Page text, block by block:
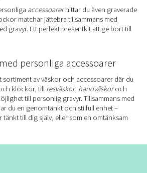
accessoarerhittar du även graverade
matchar jättebra tillsammans med
gravyr. Ett perfekt presentkit att ge bort till
personliga accessoarer
sortiment av väskor och accessoarer där du
klockor, till resväskor, handväskoroch
till personlig gravyr. Tillsammans med
du en genomtänkt och stilfull enhet –
tänkt till dig själv, eller som en omtänksam